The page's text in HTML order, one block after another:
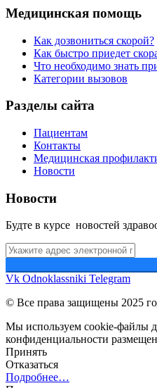
Медицинская помощь
Как дозвониться скорой?
Как быстро приедет
Что необходимо знать
Категории вызовов
Разделы сайта
Пациентам
Контакты
Медицинская
Новости
Новости
Будте в курсе новостей
Vk Odnoklassniki Telegram
© Все права защищены 2025
Мы используем cookie-файлы
конфиденциальности
Принять
Отказаться
Подробнее…